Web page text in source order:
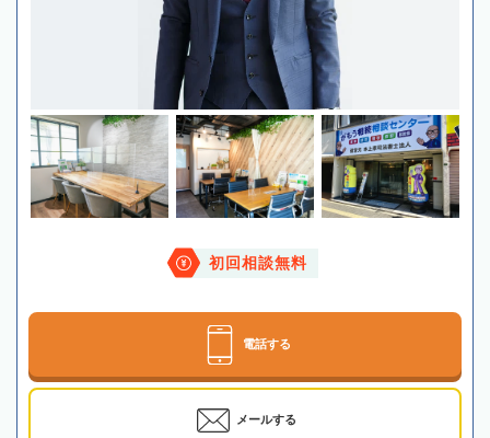
初回相談無料
電話する
メールする